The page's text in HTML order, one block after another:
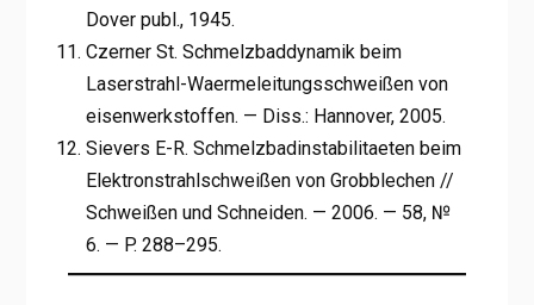
Dover publ., 1945.
Czerner St. Schmelzbaddynamik beim
Laserstrahl-Waermeleitungsschweißen von
eisenwerkstoffen. — Diss.: Hannover, 2005.
Sievers E-R. Schmelzbadinstabilitaeten beim
Elektronstrahlschweißen von Grobblechen //
Schweißen und Schneiden. — 2006. — 58, №
6. — P. 288–295.